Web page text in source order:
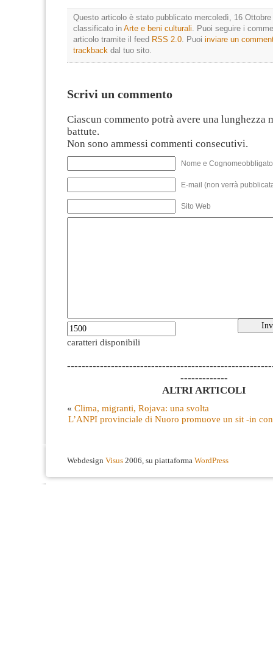
Questo articolo è stato pubblicato mercoledì, 16
classificato in Arte e beni culturali. Puoi seguire i
articolo tramite il feed RSS 2.0. Puoi inviare un
trackback dal tuo sito.
Scrivi un commento
Ciascun commento potrà avere una lunghezza
battute.
Non sono ammessi commenti consecutivi.
Nome e
E-mail (non verrà
Sito Web
caratteri disponibili
-------------
ALTRI ARTICOLI
« Clima, migranti, Rojava: una svolta
L’ANPI provinciale di Nuoro promuove un sit -in
Webdesign Visus 2006, su piattaforma WordPress